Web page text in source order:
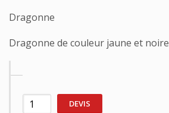
Dragonne
Dragonne de couleur jaune et noire
DEVIS